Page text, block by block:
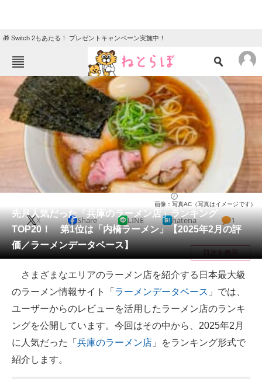
🎁 Switch 2もあたる！ プレゼントキャンペーン実施中！
ねとらぼメニュー
TOP ニュース
エンタメ クイズ
地域
住まい 教育・育児
リサーチ
会員記事
メディア
注目記事を集めた総合ページ
ITの今と未来を見通す
スマホと通信の最新トレンド
進化するPCとデバイスの未来
好きが集まる 比べて選べる
先月人気だった「兵庫のラーメン店」ランキング
TOP20！ 第1位は「内橋ラーメン」【2025年2月の評
価／ラーメンデータベース】
画像：写真AC（写真はイメージです）
X Share LINE hatena 1
目次を表示
さまざまなエリアのラーメン店を紹介する日本最大級
のラーメン情報サイト「 ラーメンデータベース 」では、
ユーザーからのレビューを活用したラーメン店のランキ
ングを公開しています。今回はその中から、2025年2月
に人気だった「 兵庫のラーメン店 」をランキング形式で
紹介します。